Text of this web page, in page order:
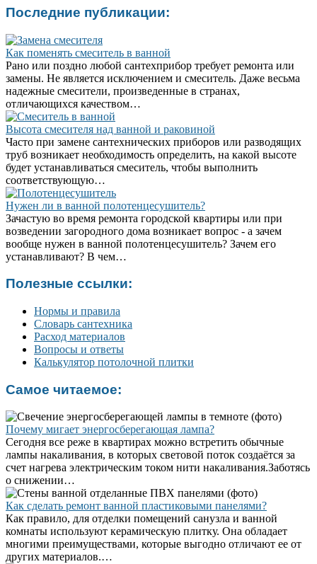
Последние публикации:
Как поменять смеситель в ванной
Рано или поздно любой сантехприбор требует ремонта или
замены. Не является исключением и смеситель. Даже весьма
надежные смесители, произведенные в странах,
отличающихся качеством…
Высота смесителя над ванной и раковиной
Часто при замене сантехнических приборов или разводящих
труб возникает необходимость определить, на какой высоте
будет устанавливаться смеситель, чтобы выполнить
соответствующую…
Нужен ли в ванной полотенцесушитель?
Зачастую во время ремонта городской квартиры или при
возведении загородного дома возникает вопрос - а зачем
вообще нужен в ванной полотенцесушитель? Зачем его
устанавливают? В чем…
Полезные ссылки:
Нормы и правила
Словарь сантехника
Расход материалов
Вопросы и ответы
Калькулятор потолочной плитки
Самое читаемое:
Почему мигает энергосберегающая лампа?
Сегодня все реже в квартирах можно встретить обычные
лампы накаливания, в которых световой поток создаётся за
счет нагрева электрическим током нити накаливания.Заботясь
о снижении…
Как сделать ремонт ванной пластиковыми панелями?
Как правило, для отделки помещений санузла и ванной
комнаты используют керамическую плитку. Она обладает
многими преимуществами, которые выгодно отличают ее от
других материалов.…